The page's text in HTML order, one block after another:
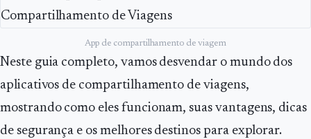
App de compartilhamento de viagem
Neste guia completo, vamos desvendar o mundo dos
aplicativos de compartilhamento de viagens,
mostrando como eles funcionam, suas vantagens, dicas
de segurança e os melhores destinos para explorar.